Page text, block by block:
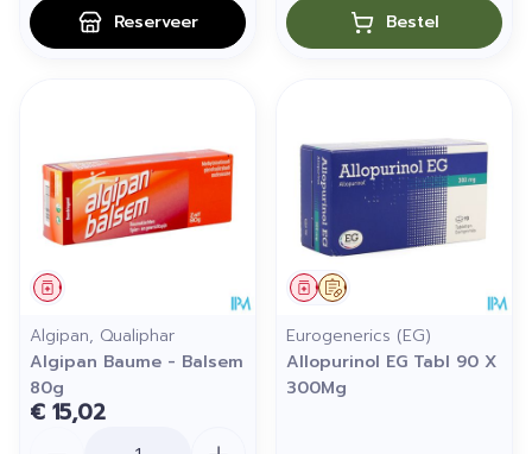
Reserveer Bestel
Geneesmiddel
Algipan, Qualiphar
Algipan Baume - Balsem
80g
€ 15,02
Op voorschrift
Geneesmiddel
Eurogenerics (EG)
Allopurinol EG Tabl 90 X
300Mg